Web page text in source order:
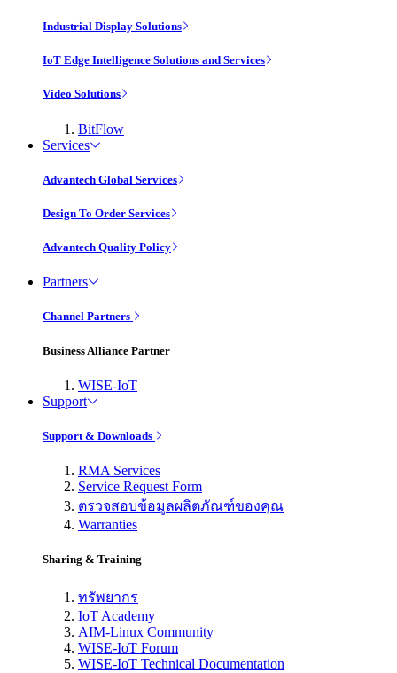
Industrial Display Solutions
IoT Edge Intelligence Solutions and Services
Video Solutions
BitFlow
Services
Advantech Global Services
Design To Order Services
Advantech Quality Policy
Partners
Channel Partners
Business Alliance Partner
WISE-IoT
Support
Support & Downloads
RMA Services
Service Request Form
ตรวจสอบข้อมูลผลิตภัณฑ์ของคุณ
Warranties
Sharing & Training
ทรัพยากร
IoT Academy
AIM-Linux Community
WISE-IoT Forum
WISE-IoT Technical Documentation